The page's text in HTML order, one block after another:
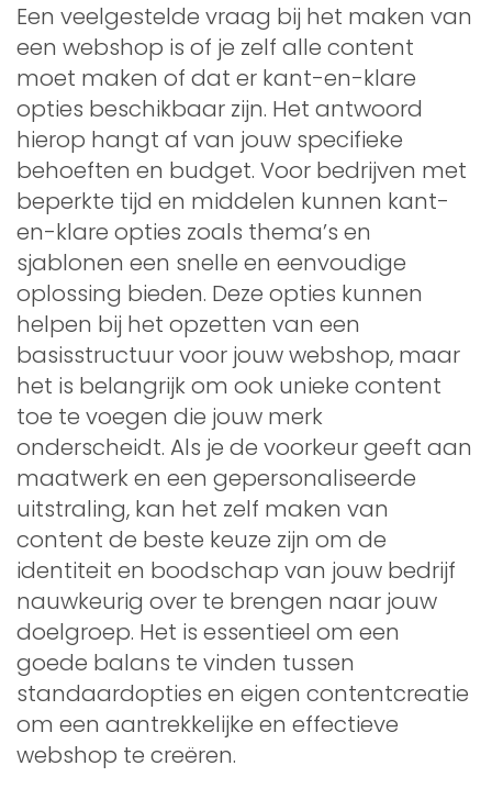
Een veelgestelde vraag bij het maken van
een webshop is of je zelf alle content
moet maken of dat er kant-en-klare
opties beschikbaar zijn. Het antwoord
hierop hangt af van jouw specifieke
behoeften en budget. Voor bedrijven met
beperkte tijd en middelen kunnen kant-
en-klare opties zoals thema’s en
sjablonen een snelle en eenvoudige
oplossing bieden. Deze opties kunnen
helpen bij het opzetten van een
basisstructuur voor jouw webshop, maar
het is belangrijk om ook unieke content
toe te voegen die jouw merk
onderscheidt. Als je de voorkeur geeft aan
maatwerk en een gepersonaliseerde
uitstraling, kan het zelf maken van
content de beste keuze zijn om de
identiteit en boodschap van jouw bedrijf
nauwkeurig over te brengen naar jouw
doelgroep. Het is essentieel om een
goede balans te vinden tussen
standaardopties en eigen contentcreatie
om een aantrekkelijke en effectieve
webshop te creëren.